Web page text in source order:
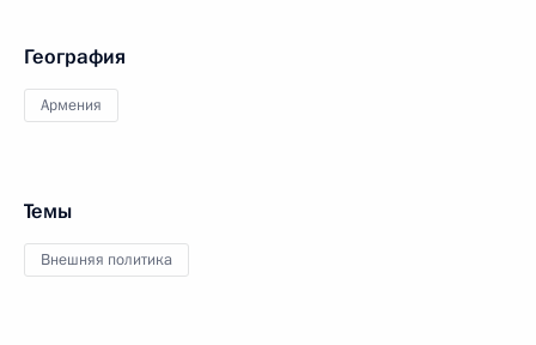
География
Армения
Темы
Внешняя политика